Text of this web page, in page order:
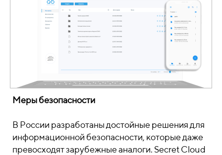
Меры безопасности
В России разработаны достойные решения для
информационной безопасности, которые даже
превосходят зарубежные аналоги. Secret Cloud